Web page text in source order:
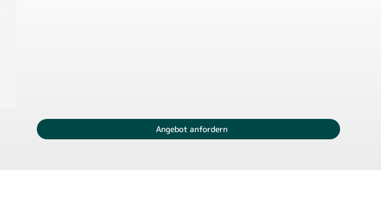
Angebot anfordern